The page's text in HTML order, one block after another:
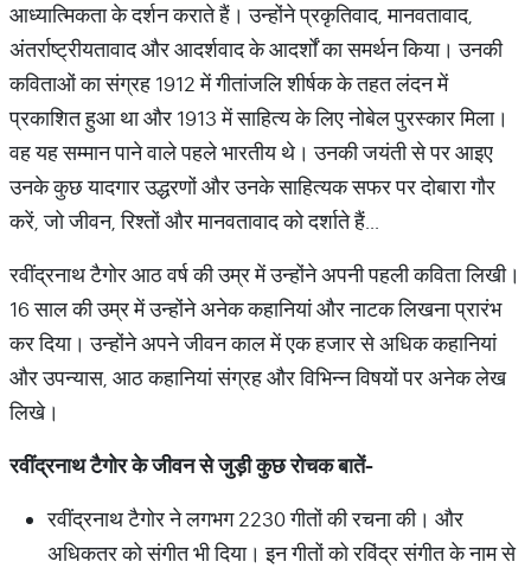
आध्यात्मिकता के दर्शन कराते हैं। उन्होंने प्रकृतिवाद, मानवतावाद,
अंतर्राष्ट्रीयतावाद और आदर्शवाद के आदर्शों का समर्थन किया। उनकी
कविताओं का संग्रह 1912 में गीतांजलि शीर्षक के तहत लंदन में
प्रकाशित हुआ था और 1913 में साहित्य के लिए नोबेल पुरस्कार मिला।
वह यह सम्मान पाने वाले पहले भारतीय थे। उनकी जयंती से पर आइए
उनके कुछ यादगार उद्धरणों और उनके साहित्यक सफर पर दोबारा गौर
करें, जो जीवन, रिश्तों और मानवतावाद को दर्शाते हैं...
रवींद्रनाथ टैगोर आठ वर्ष की उम्र में उन्होंने अपनी पहली कविता लिखी।
16 साल की उम्र में उन्होंने अनेक कहानियां और नाटक लिखना प्रारंभ
कर दिया। उन्होंने अपने जीवन काल में एक हजार से अधिक कहानियां
और उपन्यास, आठ कहानियां संग्रह और विभिन्न विषयों पर अनेक लेख
लिखे।
रवींद्रनाथ टैगोर के जीवन से जुड़ी कुछ रोचक बातें-
रवींद्रनाथ टैगोर ने लगभग 2230 गीतों की रचना की। और
अधिकतर को संगीत भी दिया। इन गीतों को रविंद्र संगीत के नाम से